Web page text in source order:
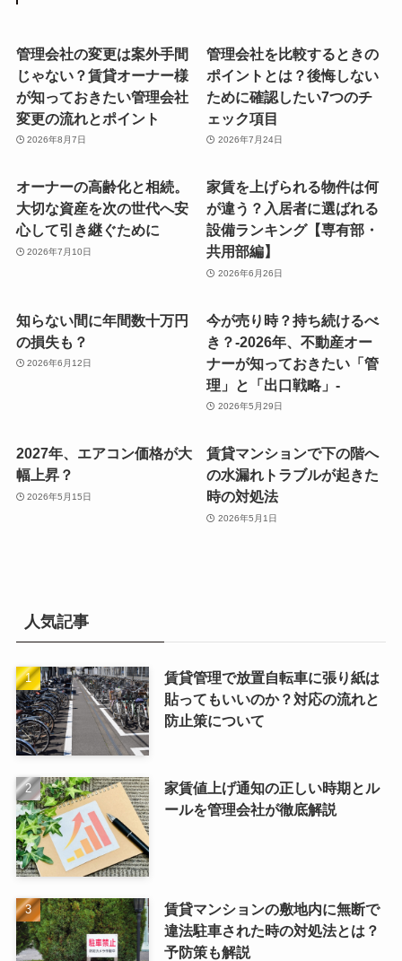
管理会社の変更は案外手間
じゃない？賃貸オーナー様
が知っておきたい管理会社
変更の流れとポイント
2026年8月7日
管理会社を比較するときの
ポイントとは？後悔しない
ために確認したい7つのチ
ェック項目
2026年7月24日
オーナーの高齢化と相続。
大切な資産を次の世代へ安
心して引き継ぐために
2026年7月10日
家賃を上げられる物件は何
が違う？入居者に選ばれる
設備ランキング【専有部・
共用部編】
2026年6月26日
知らない間に年間数十万円
の損失も？
2026年6月12日
今が売り時？持ち続けるべ
き？-2026年、不動産オー
ナーが知っておきたい「管
理」と「出口戦略」-
2026年5月29日
2027年、エアコン価格が大
幅上昇？
2026年5月15日
賃貸マンションで下の階へ
の水漏れトラブルが起きた
時の対処法
2026年5月1日
人気記事
賃貸管理で放置自転車に張り紙は
貼ってもいいのか？対応の流れと
防止策について
家賃値上げ通知の正しい時期とル
ールを管理会社が徹底解説
賃貸マンションの敷地内に無断で
違法駐車された時の対処法とは？
予防策も解説